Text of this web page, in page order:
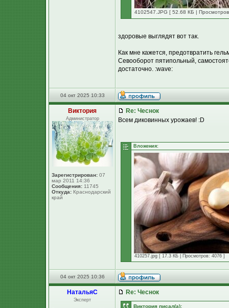
4102547.JPG [ 52.68 КБ |
здоровые выглядят вот так.
Как мне кажется, предотвратить
Севооборот пятипольный,
достаточно. :wave:
04 окт 2025 10:33
Виктория
Администратор
Зарегистрирован: 07
мар 2011 14:36
Сообщения: 11745
Откуда: Краснодарский
край
Re: Чеснок
Всем диковинных урожаев! :D
Вложения:
410257.jpg [ 17.3 КБ | Просмотров: 4076 ]
04 окт 2025 10:36
НатальяС
Эксперт
Re: Чеснок
Виктория писал(а):